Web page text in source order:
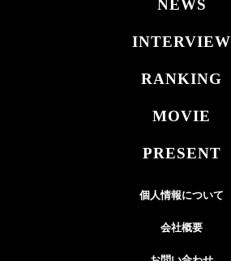
NEWS
INTERVIEW
RANKING
MOVIE
PRESENT
個人情報について
会社概要